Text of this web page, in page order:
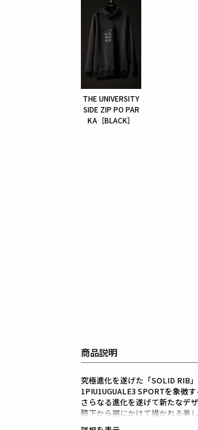
THE UNIVERSITY
SIDE ZIP PO PAR
KA［BLACK］
商品説明
究極進化を遂げた「SOLID RIB」
1PIU1UGUALE3 SPORTを象徴
さらなる進化を遂げて新たなデザ
膝下から裾にかけて描かれる美
緻密なパターン設計と妥協なき